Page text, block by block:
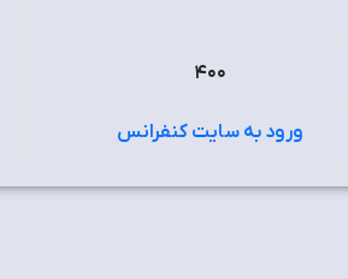
۴٠٠
ورود به سایت کنفرانس